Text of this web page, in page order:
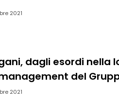
2021
dagli esordi nella
del
2021